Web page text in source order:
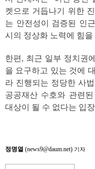
켓으로 거듭나기 위한
는 안전성이 검증된 인
시의 정상화 노력에 힘
한편, 최근 일부 정치권
을 요구하고 있는 것에
라 진행되는 정당한 사
공공재산 수호와 관련
대상이 될 수 없다는 입
정명열 (news9@daum.net) 기자